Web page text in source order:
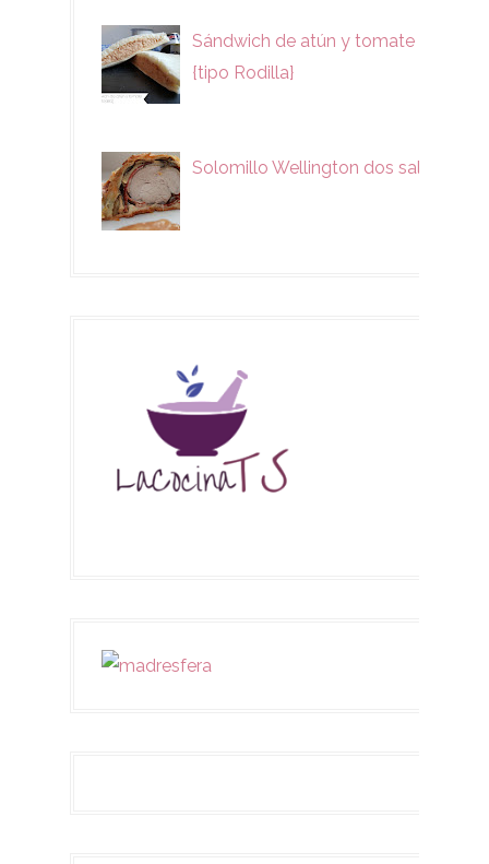
Sándwich de atún y tomate
{tipo Rodilla}
Solomillo Wellington dos salsas